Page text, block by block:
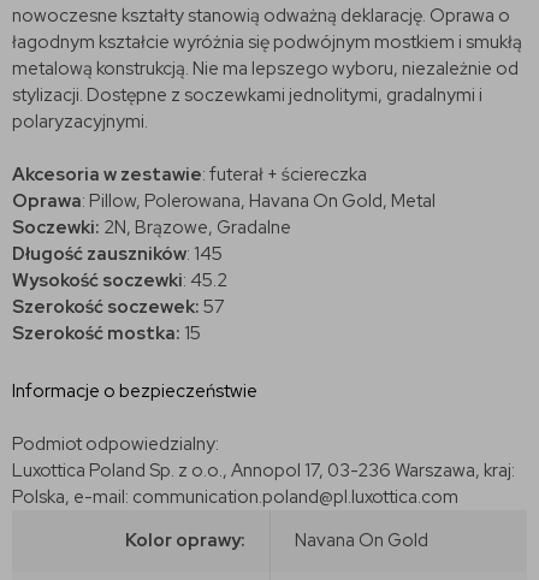
nowoczesne kształty stanowią odważną deklarację. Oprawa o
łagodnym kształcie wyróżnia się podwójnym mostkiem i smukłą
metalową konstrukcją. Nie ma lepszego wyboru, niezależnie od
stylizacji. Dostępne z soczewkami jednolitymi, gradalnymi i
polaryzacyjnymi.
Akcesoria w zestawie: futerał + ściereczka
Oprawa: Pillow, Polerowana, Havana On Gold, Metal
Soczewki: 2N, Brązowe, Gradalne
Długość zauszników: 145
Wysokość soczewki: 45.2
Szerokość soczewek: 57
Szerokość mostka: 15
Informacje o bezpieczeństwie
Podmiot odpowiedzialny:
Luxottica Poland Sp. z o.o., Annopol 17, 03-236 Warszawa, kraj:
Polska, e-mail: communication.poland@pl.luxottica.com
Kolor oprawy:
Navana On Gold